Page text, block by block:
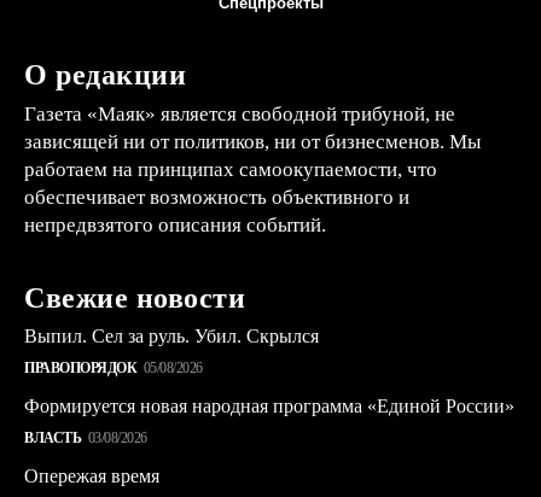
О редакции
Газета «Маяк» является свободной трибуной, не
зависящей ни от политиков, ни от бизнесменов. Мы
работаем на принципах самоокупаемости, что
обеспечивает возможность объективного и
непредвзятого описания событий.
Свежие новости
Выпил. Сел за руль. Убил. Скрылся
ПРАВОПОРЯДОК 05/08/2026
Формируется новая народная программа «Единой России»
ВЛАСТЬ 03/08/2026
Опережая время